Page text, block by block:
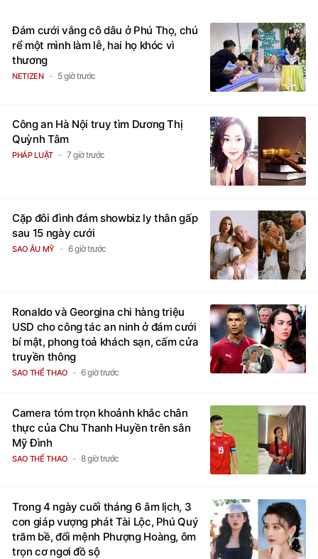
Đám cưới vắng cô dâu ở Phú Thọ, chú
rể một mình làm lễ, hai họ khóc vì
thương
NETIZEN 5 giờ trước
Công an Hà Nội truy tìm Dương Thị
Quỳnh Tâm
PHÁP LUẬT 7 giờ trước
Cặp đôi đình đám showbiz ly thân gấp
sau 15 ngày cưới
SAO ÂU MỸ 6 giờ trước
Ronaldo và Georgina chi hàng triệu
USD cho công tác an ninh ở đám cưới
bí mật, phong toả khách sạn, cấm cửa
truyền thông
SAO THỂ THAO 6 giờ trước
Camera tóm trọn khoảnh khắc chân
thực của Chu Thanh Huyền trên sân
Mỹ Đình
SAO THỂ THAO 8 giờ trước
Trong 4 ngày cuối tháng 6 âm lịch, 3
con giáp vượng phát Tài Lộc, Phú Quý
trăm bề, đổi mệnh Phượng Hoàng, ôm
trọn cơ ngơi đồ sộ